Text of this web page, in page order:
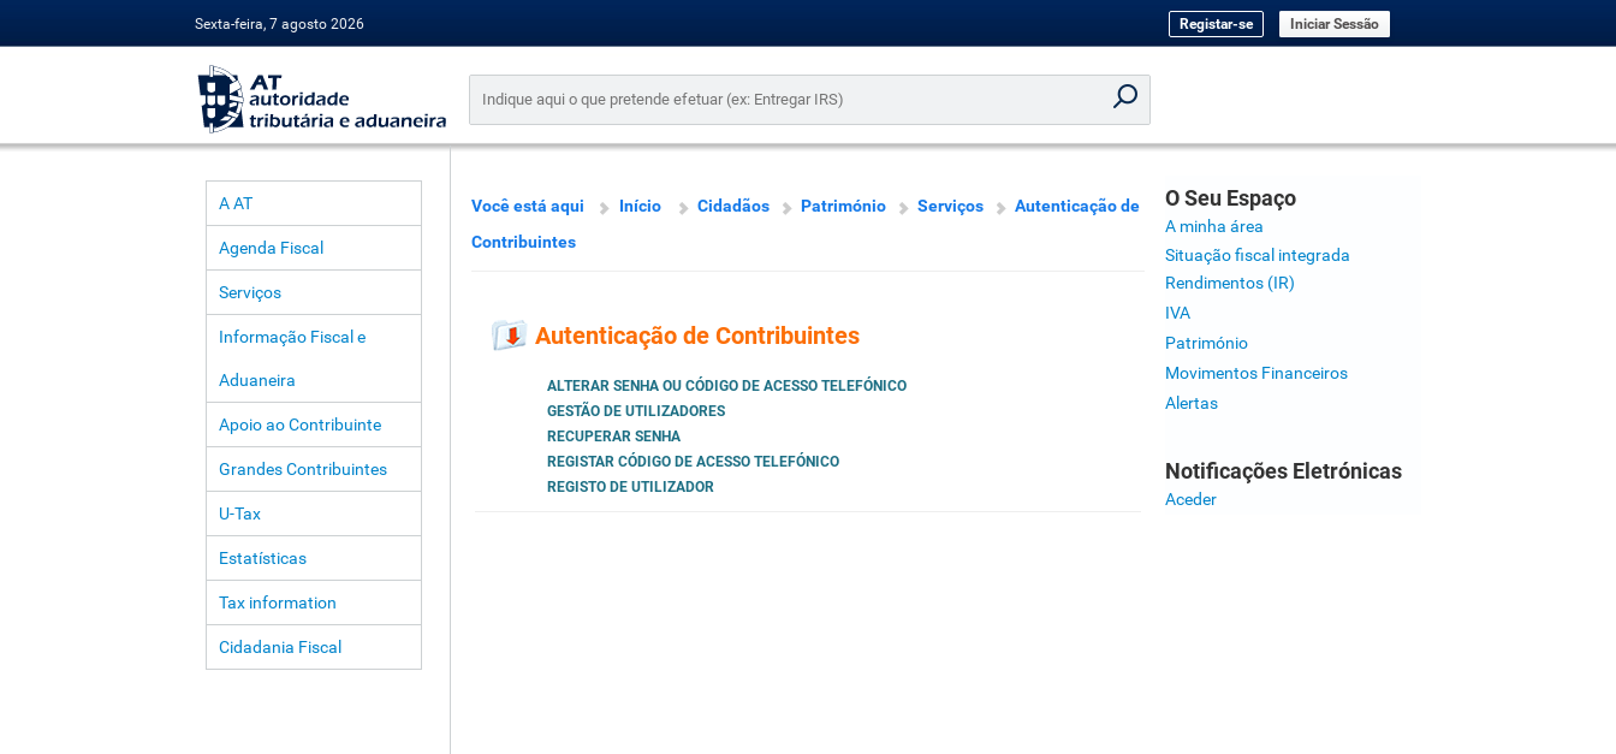
Sexta-feira, 7 agosto 2026 Registar-se Iniciar Sessão
A AT
Agenda Fiscal
Serviços
Informação Fiscal e
Aduaneira
Apoio ao Contribuinte
Grandes Contribuintes
U-Tax
Estatísticas
Tax information
Cidadania Fiscal
Você está aqui Início Cidadãos Património Serviços
Autenticação de
Contribuintes
Autenticação de Contribuintes
ALTERAR SENHA OU CÓDIGO DE ACESSO TELEFÓNICO
GESTÃO DE UTILIZADORES
RECUPERAR SENHA
REGISTAR CÓDIGO DE ACESSO TELEFÓNICO
REGISTO DE UTILIZADOR
O Seu Espaço
A minha área
Situação fiscal integrada
Rendimentos (IR)
IVA
Património
Movimentos Financeiros
Alertas
Notificações Eletrónicas
Aceder